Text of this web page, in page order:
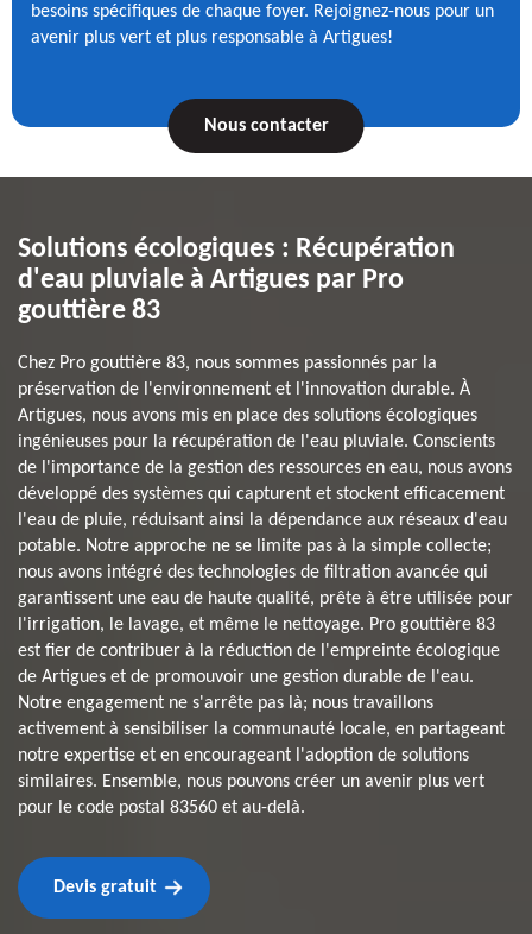
besoins spécifiques de chaque foyer. Rejoignez-nous pour un
avenir plus vert et plus responsable à Artigues!
Nous contacter
Solutions écologiques : Récupération
d'eau pluviale à Artigues par Pro
gouttière 83
Chez Pro gouttière 83, nous sommes passionnés par la
préservation de l'environnement et l'innovation durable. À
Artigues, nous avons mis en place des solutions écologiques
ingénieuses pour la récupération de l'eau pluviale. Conscients
de l'importance de la gestion des ressources en eau, nous avons
développé des systèmes qui capturent et stockent efficacement
l'eau de pluie, réduisant ainsi la dépendance aux réseaux d'eau
potable. Notre approche ne se limite pas à la simple collecte;
nous avons intégré des technologies de filtration avancée qui
garantissent une eau de haute qualité, prête à être utilisée pour
l'irrigation, le lavage, et même le nettoyage. Pro gouttière 83
est fier de contribuer à la réduction de l'empreinte écologique
de Artigues et de promouvoir une gestion durable de l'eau.
Notre engagement ne s'arrête pas là; nous travaillons
activement à sensibiliser la communauté locale, en partageant
notre expertise et en encourageant l'adoption de solutions
similaires. Ensemble, nous pouvons créer un avenir plus vert
pour le code postal 83560 et au-delà.
Devis gratuit